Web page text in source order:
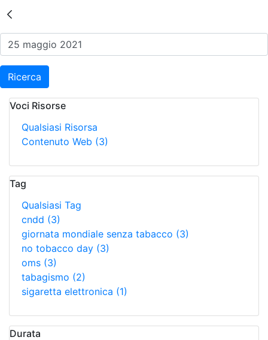
Risultati della Ricerca -
Ricerca
Voci Risorse
Qualsiasi Risorsa
Contenuto Web (3)
Tag
Qualsiasi Tag
cndd (3)
giornata mondiale senza tabacco (3)
no tobacco day (3)
oms (3)
tabagismo (2)
sigaretta elettronica (1)
Durata